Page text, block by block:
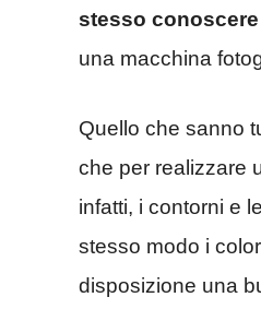
stesso
una macchina
Quello che sanno
che per realizzare
infatti, i contorni e
stesso modo i
disposizione una